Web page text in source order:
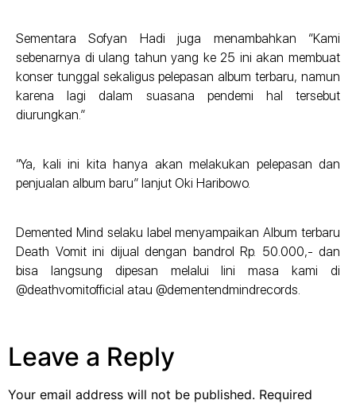
Sementara Sofyan Hadi juga menambahkan “Kami
sebenarnya di ulang tahun yang ke 25 ini akan membuat
konser tunggal sekaligus pelepasan album terbaru, namun
karena lagi dalam suasana pendemi hal tersebut
diurungkan.”
“Ya, kali ini kita hanya akan melakukan pelepasan dan
penjualan album baru” lanjut Oki Haribowo.
Demented Mind selaku label menyampaikan Album terbaru
Death Vomit ini dijual dengan bandrol Rp. 50.000,- dan
bisa langsung dipesan melalui lini masa kami di
@deathvomitofficial atau @dementendmindrecords.
Leave a Reply
Your email address will not be published. Required